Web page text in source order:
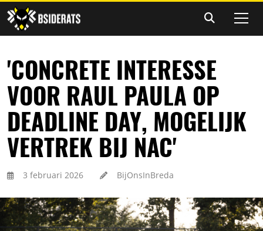
'CONCRETE INTERESSE
VOOR RAUL PAULA OP
DEADLINE DAY, MOGELIJK
VERTREK BIJ NAC'
3 februari 2026 BijOnsInBreda